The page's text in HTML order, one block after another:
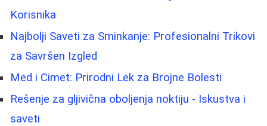
Korisnika
Najbolji Saveti za Sminkanje: Profesionalni Trikovi
za Savršen Izgled
Med i Cimet: Prirodni Lek za Brojne Bolesti
Rešenje za gljivična oboljenja noktiju - Iskustva i
saveti